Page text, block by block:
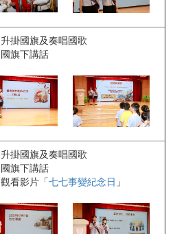
升掛國旗及奏唱國歌
國旗下講話
升掛國旗及奏唱國歌
國旗下講話
觀看影片「七七事變紀念日 」